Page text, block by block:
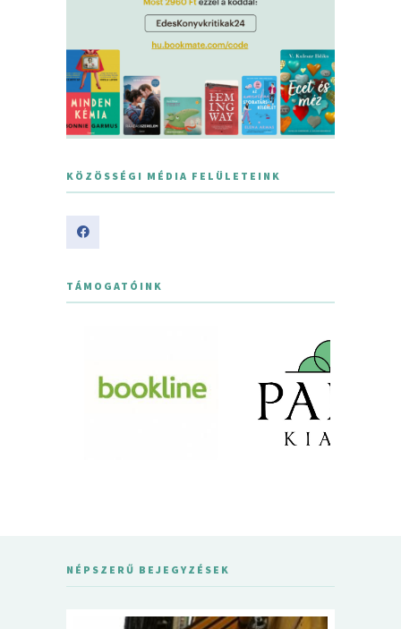
KÖZÖSSÉGI MÉDIA FELÜLETEINK
TÁMOGATÓINK
NÉPSZERŰ BEJEGYZÉSEK